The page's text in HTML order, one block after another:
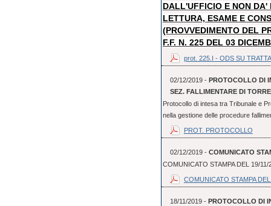
DALL'UFFICIO E NON
LETTURA, ESAME E
(PROVVEDIMENTO DEL
F.F. N. 225 DEL 03
prot. 225.I - ODS SU
02/12/2019 - PROTOCOLLO DI
SEZ. FALLIMENTARE DI
Protocollo di intesa tra Tribunale e
nella gestione delle procedure
PROT. PROTOCOLLO
02/12/2019 - COMUNICATO
COMUNICATO STAMPA DEL 19/11/
COMUNICATO STAMPA
18/11/2019 - PROTOCOLLO DI